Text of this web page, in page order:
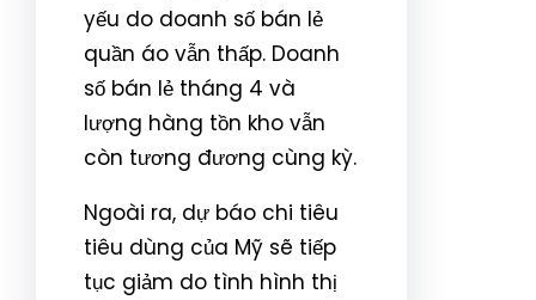
yếu do doanh số bán lẻ
quần áo vẫn thấp. Doanh
số bán lẻ tháng 4 và
lượng hàng tồn kho vẫn
còn tương đương cùng kỳ.
Ngoài ra, dự báo chi tiêu
tiêu dùng của Mỹ sẽ tiếp
tục giảm do tình hình thị